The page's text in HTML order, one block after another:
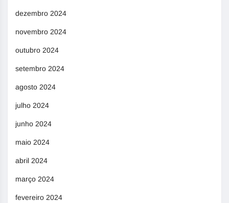
dezembro 2024
novembro 2024
outubro 2024
setembro 2024
agosto 2024
julho 2024
junho 2024
maio 2024
abril 2024
março 2024
fevereiro 2024